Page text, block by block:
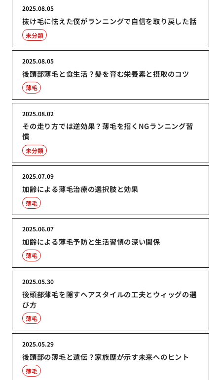
抜け毛に怯えた僕がランニングで自信を取り戻した話
2025.08.05
未分類
後頭部薄毛と食生活？髪を育む栄養素と摂取のコツ
2025.08.05
薄毛
その走り方では逆効果？薄毛を招くNGランニング習
慣
2025.08.02
未分類
加齢による薄毛治療の選択肢と効果
2025.07.09
薄毛
加齢による薄毛予防と生活習慣の深い関係
2025.06.07
薄毛
後頭部薄毛を隠すヘアスタイルの工夫とウィッグの選
び方
2025.05.30
薄毛
後頭部の薄毛と遺伝？家族歴が示す未来へのヒント
2025.05.29
薄毛